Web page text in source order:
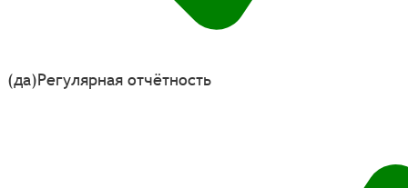
(да)Регулярная отчётность